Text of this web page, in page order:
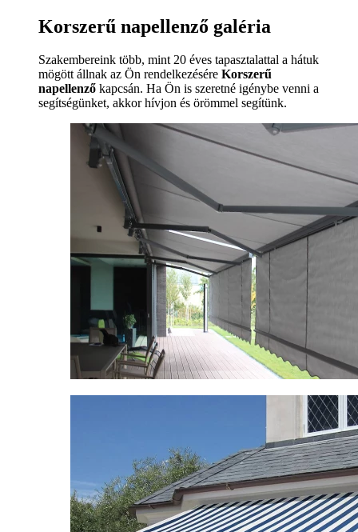
Korszerű napellenző galéria
Szakembereink több, mint 20 éves tapasztalattal a hátuk
mögött állnak az Ön rendelkezésére Korszerű
napellenző kapcsán. Ha Ön is szeretné igénybe venni a
segítségünket, akkor hívjon és örömmel segítünk.